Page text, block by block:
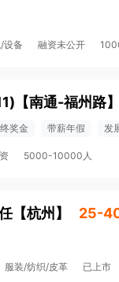
设备 融资未公开
【南通-福州路】
奖金 带薪年假 发
5000-10000人
【杭州 】 25-
服装/纺织/皮革 已上市